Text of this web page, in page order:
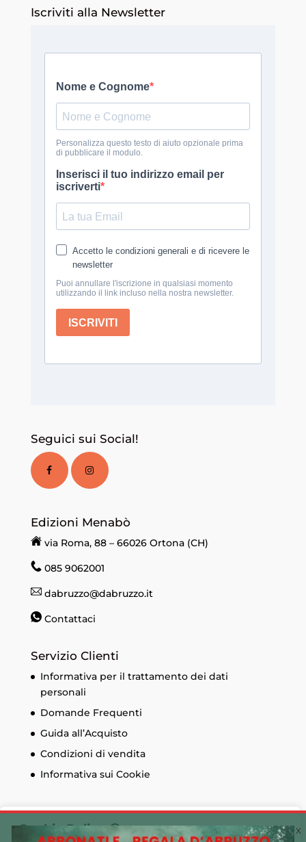
Cookie Policy 🍪
Iscriviti alla Newsletter
Seguici sui Social!
Edizioni Menabò
via Roma, 88 – 66026 Ortona (CH)
085 9062001
dabruzzo@dabruzzo.it
Contattaci
Servizio Clienti
Informativa per il trattamento dei dati
personali
Domande Frequenti
Guida all’Acquisto
Condizioni di vendita
Informativa sui Cookie